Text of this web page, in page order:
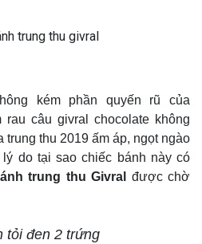
kém phần quyến rũ của
rau câu givral chocolate không
trung thu 2019 ấm áp, ngọt ngào
do tại sao chiếc bánh này có
trung thu Givral
được chờ
tỏi đen 2 trứng